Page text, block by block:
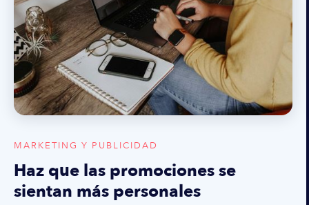
MARKETING Y PUBLICIDAD
Haz que las promociones se
sientan más personales